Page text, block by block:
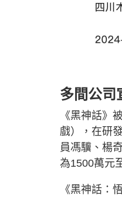
多間公司
《黑神話》
戲），在研
員馮驥、楊
為1500萬元
《黑神話：